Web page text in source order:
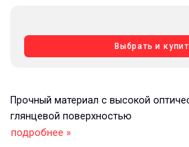
Выбрать и
Прочный материал с высокой
глянцевой поверхностью
подробнее »